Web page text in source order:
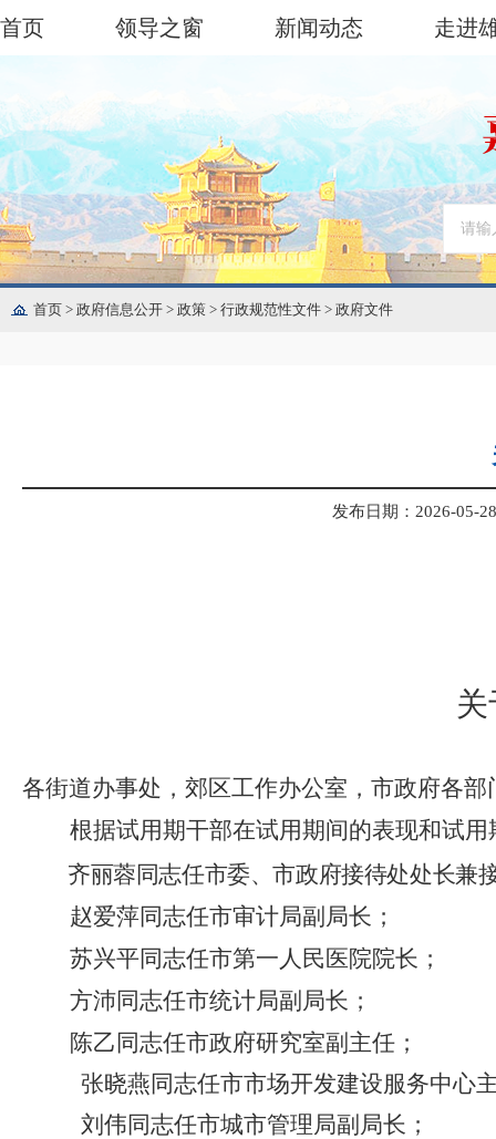
首页 领导之窗 新闻动态 走进
首页 > 政府信息公开 > 政策 > 行政规范性文件 > 政府文件
发布日期：2026-05-
关
各街道办事处，郊区工作办公室，市政府各部
根据试用期干部在试用期间的表现和试
齐丽蓉同志任市委、市政府接待处处长兼
赵爱萍同志任市审计局副局长 ；
苏兴平同志任市第一人民医院院长 ；
方沛同志任市统计局副局长 ；
陈乙同志任市政府研究室副主任；
张晓燕同志任市市场开发建设服务中心
刘伟同志任市城市管理局副局长 ；